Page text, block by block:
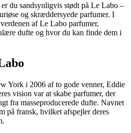
du sandsynligvis stødt på Le Labo –
og skræddersyede parfumer. I
af Le Labo parfumer,
dufte og hvor du kan finde dem i
York i 2006 af to gode venner, Eddie
vision var at skabe parfumer, der
fra masseproducerede dufte. Navnet
på fransk, hvilket afspejler deres